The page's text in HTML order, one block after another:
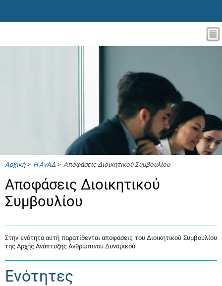
Αρχική> Η ΑνΑΔ > Αποφάσεις Διοικητικού Συμβουλίου
Αποφάσεις Διοικητικού
Συμβουλίου
Στην ενότητα αυτή παρατίθενται αποφάσεις του Διοικητικού Συμβουλίου
της Αρχής Ανάπτυξης Ανθρώπινου Δυναμικού.
Ενότητες